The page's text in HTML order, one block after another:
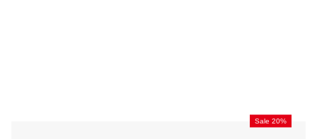
Sale 20%